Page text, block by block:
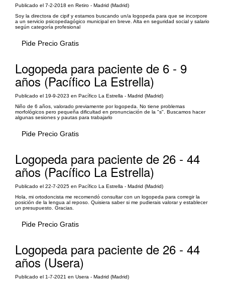
Publicado el 7-2-2018 en Retiro - Madrid (Madrid)
Soy la directora de cipif y estamos buscando un/a logopeda para que se incorpore
a un servicio psicopedagógico municipal en breve. Alta en seguridad social y salario
según categoría profesional
Pide Precio Gratis
Logopeda para paciente de 6 - 9
años (Pacífico La Estrella)
Publicado el 19-9-2023 en Pacífico La Estrella - Madrid (Madrid)
Niño de 6 años, valorado previamente por logopeda. No tiene problemas
morfológicos pero pequeña dificultad en pronunciación de la "s". Buscamos hacer
algunas sesiones y pautas para trabajarlo
Pide Precio Gratis
Logopeda para paciente de 26 - 44
años (Pacífico La Estrella)
Publicado el 22-7-2025 en Pacífico La Estrella - Madrid (Madrid)
Hola, mi ortodoncista me recomendó consultar con un logopeda para corregir la
posición de la lengua al reposo. Quisiera saber si me pudierais valorar y establecer
un presupuesto. Gracias.
Pide Precio Gratis
Logopeda para paciente de 26 - 44
años (Usera)
Publicado el 1-7-2021 en Usera - Madrid (Madrid)